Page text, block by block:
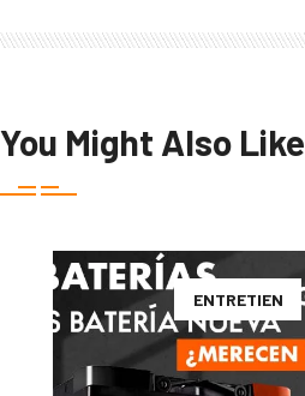
You Might Also Like
ENTRETIEN